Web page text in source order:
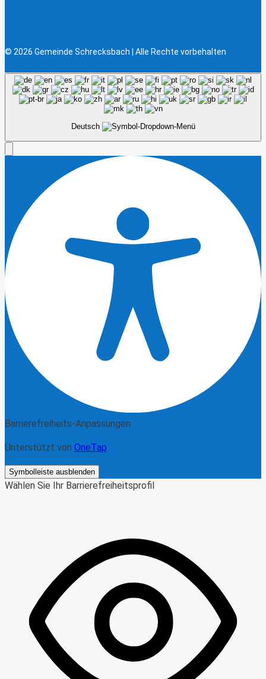
© 2026 Gemeinde Schrecksbach | Alle Rechte vorbehalten
Deutsch
Barrierefreiheits-Anpassungen
Unterstützt von OneTap
Symbolleiste ausblenden
Wählen Sie Ihr Barrierefreiheitsprofil